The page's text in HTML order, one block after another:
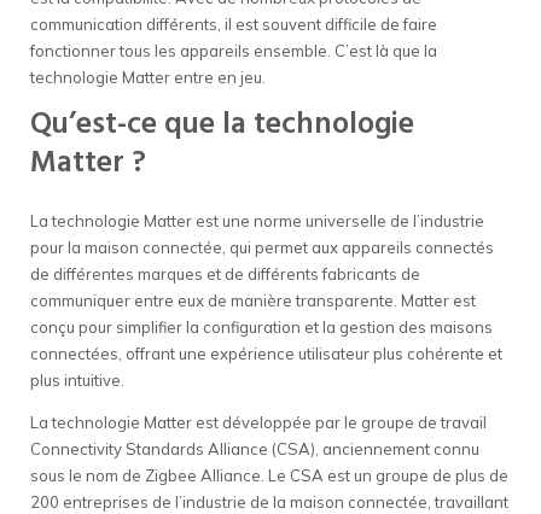
communication différents, il est souvent difficile de faire
fonctionner tous les appareils ensemble. C’est là que la
technologie Matter entre en jeu.
Qu’est-ce que la technologie
Matter ?
La technologie Matter est une norme universelle de l’industrie
pour la maison connectée, qui permet aux appareils connectés
de différentes marques et de différents fabricants de
communiquer entre eux de manière transparente. Matter est
conçu pour simplifier la configuration et la gestion des maisons
connectées, offrant une expérience utilisateur plus cohérente et
plus intuitive.
La technologie Matter est développée par le groupe de travail
Connectivity Standards Alliance (CSA), anciennement connu
sous le nom de Zigbee Alliance. Le CSA est un groupe de plus de
200 entreprises de l’industrie de la maison connectée, travaillant